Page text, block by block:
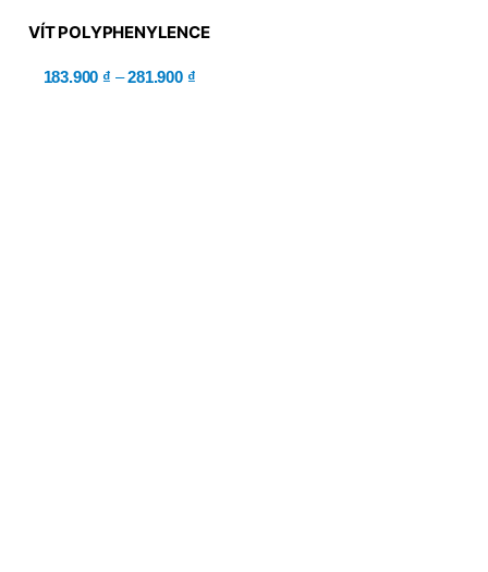
VÍT POLYPHENYLENCE
183.900 ₫ – 281.900 ₫